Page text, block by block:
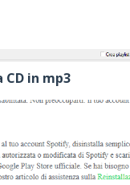
CD in mp3